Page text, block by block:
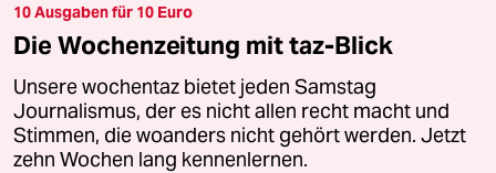
10 Ausgaben für 10 Euro
Die Wochenzeitung mit taz-Blick
Unsere wochentaz bietet jeden Samstag
Journalismus, der es nicht allen recht macht und
Stimmen, die woanders nicht gehört werden. Jetzt
zehn Wochen lang kennenlernen.